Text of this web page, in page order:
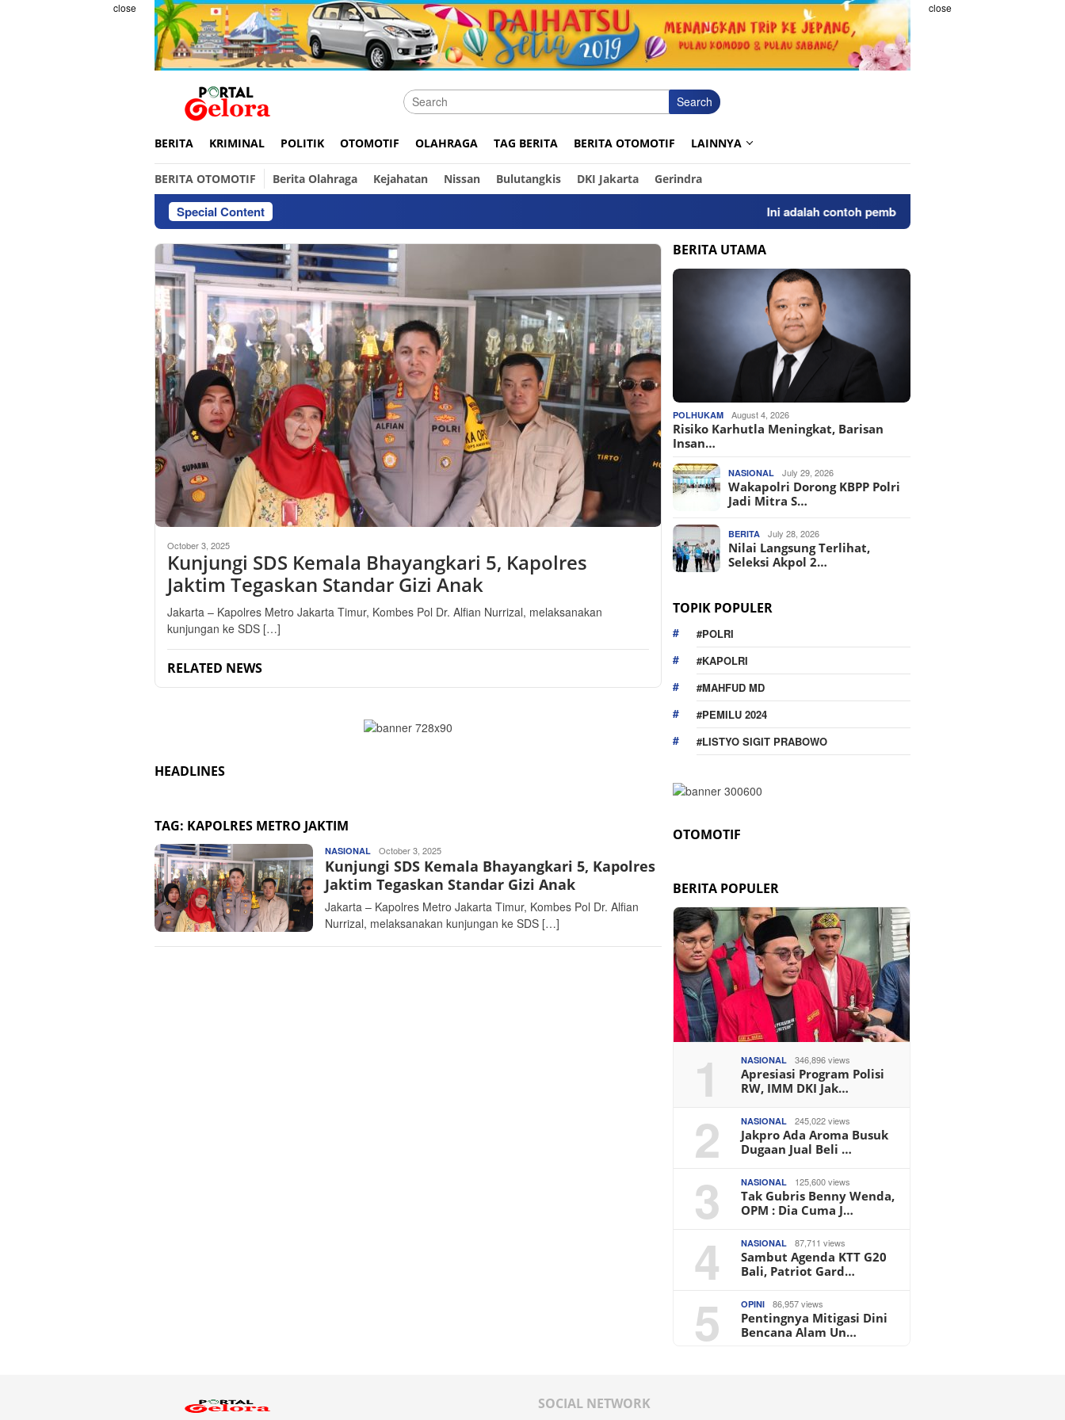
close close
Search
BERITA KRIMINAL POLITIK OTOMOTIF OLAHRAGA TAG BERITA BERITA OTOMOTIF LAINNYA
BERITA OTOMOTIF Berita Olahraga Kejahatan Nissan Bulutangkis DKI Jakarta Gerindra
Special Content Ini adalah contoh pemberitahuan kepada pengunjung
October 3, 2025
Kunjungi SDS Kemala Bhayangkari 5, Kapolres
Jaktim Tegaskan Standar Gizi Anak
Jakarta – Kapolres Metro Jakarta Timur, Kombes Pol Dr. Alfian Nurrizal, melaksanakan
kunjungan ke SDS […]
RELATED NEWS
HEADLINES
TAG: KAPOLRES METRO JAKTIM
NASIONAL Redaktur
Portal
Gelora
October 3, 2025
Kunjungi SDS Kemala Bhayangkari 5, Kapolres
Jaktim Tegaskan Standar Gizi Anak
Jakarta – Kapolres Metro Jakarta Timur, Kombes Pol Dr. Alfian
Nurrizal, melaksanakan kunjungan ke SDS […]
BERITA UTAMA
POLHUKAM August 4, 2026
Risiko Karhutla Meningkat, Barisan
Insan…
NASIONAL July 29, 2026
Wakapolri Dorong KBPP Polri
Jadi Mitra S…
BERITA July 28, 2026
Nilai Langsung Terlihat,
Seleksi Akpol 2…
TOPIK POPULER
#POLRI
#KAPOLRI
#MAHFUD MD
#PEMILU 2024
#LISTYO SIGIT PRABOWO
OTOMOTIF
BERITA POPULER
1 NASIONAL 346,896 views
Apresiasi Program Polisi
RW, IMM DKI Jak…
2 NASIONAL 245,022 views
Jakpro Ada Aroma Busuk
Dugaan Jual Beli …
3 NASIONAL 125,600 views
Tak Gubris Benny Wenda,
OPM : Dia Cuma J…
4 NASIONAL 87,711 views
Sambut Agenda KTT G20
Bali, Patriot Gard…
5 OPINI 86,957 views
Pentingnya Mitigasi Dini
Bencana Alam Un…
SOCIAL NETWORK